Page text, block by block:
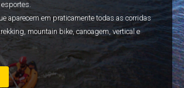
aparecem em praticamente todas as corridas
mountain bike, canoagem, vertical e